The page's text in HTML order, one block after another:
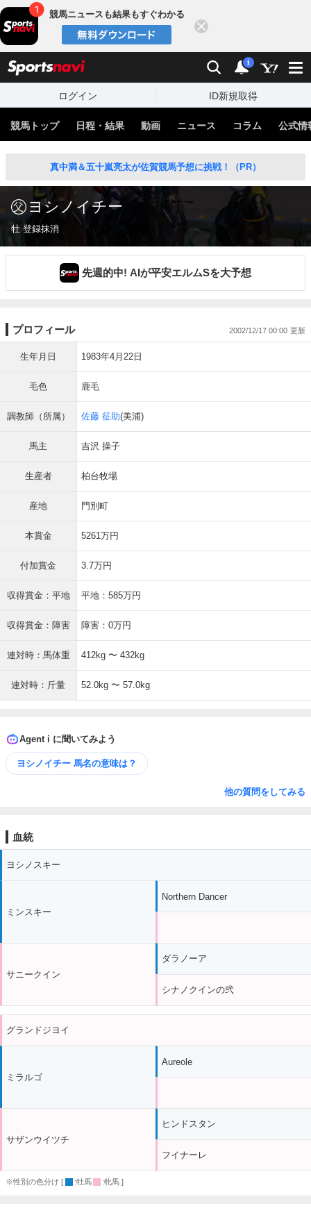
競馬ニュースも結果もすぐわかる
検索 通知
i
ログイン ID新規取得
競馬トップ 日程・結果 動画 ニュース コラム 公式情
真中満＆五十嵐亮太が佐賀競馬予想に挑戦！（PR）
ヨシノイチー
牡 登録抹消
先週的中! AIが平安エルムSを大予想
プロフィール 2002/12/17 00:00
生年月日 1983年4月22日
毛色 鹿毛
調教師（所属） 佐藤 征助(美浦)
馬主 吉沢 操子
生産者 柏台牧場
産地 門別町
本賞金 5261万円
付加賞金 3.7万円
収得賞金：平地 平地：585万円
収得賞金：障害 障害：0万円
連対時：馬体重 412kg 〜 432kg
連対時：斤量 52.0kg 〜 57.0kg
Agent i に聞いてみよう
ヨシノイチー 馬名の意味は？
他の質問をしてみる
血統
ヨシノスキー
ミンスキー
サニークイン
Northern Dancer
ダラノーア
シナノクインの弐
グランドジヨイ
ミラルゴ
サザンウイツチ
Aureole
ヒンドスタン
フイナーレ
※性別の色分け [ :牡馬 :牝馬 ]